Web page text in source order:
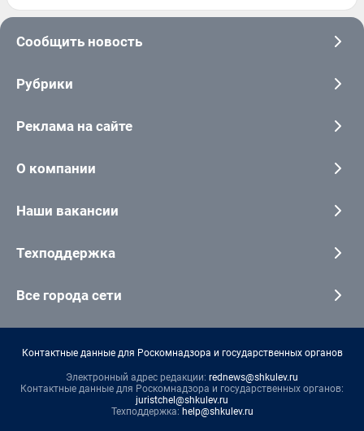
Сообщить новость
Рубрики
Реклама на сайте
О компании
Наши вакансии
Техподдержка
Все города сети
Контактные данные для Роскомнадзора и государственных органов
Электронный адрес редакции: rednews@shkulev.ru
Контактные данные для Роскомнадзора и государственных органов:
juristchel@shkulev.ru
Техподдержка: help@shkulev.ru